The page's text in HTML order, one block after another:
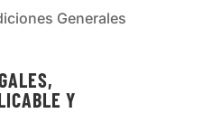
Generales
Y